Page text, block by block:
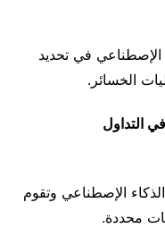
الإصطناعي في تحديد
الخسائر.
التداول
الإصطناعي وتقوم
محددة.